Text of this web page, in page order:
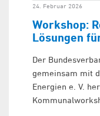
24. Februar 2026
Workshop:
Lösungen
Der
gemeinsam mit
Energien e. V.